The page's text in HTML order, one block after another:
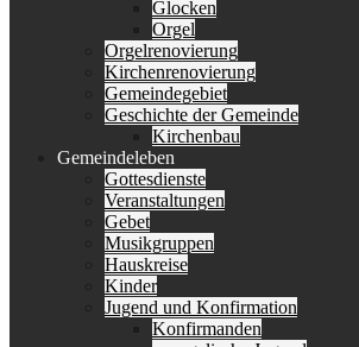
Glocken
Orgel
Orgelrenovierung
Kirchenrenovierung
Gemeindegebiet
Geschichte der Gemeinde
Kirchenbau
Gemeindeleben
Gottesdienste
Veranstaltungen
Gebet
Musikgruppen
Hauskreise
Kinder
Jugend und Konfirmation
Konfirmanden